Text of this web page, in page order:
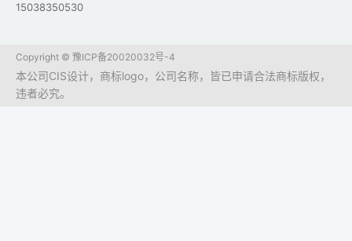
15038350530
Copyright © 豫ICP备20020032号-4
本公司CIS设计，商标logo，公司名称，皆已申请合法商标版权，
违者必究。